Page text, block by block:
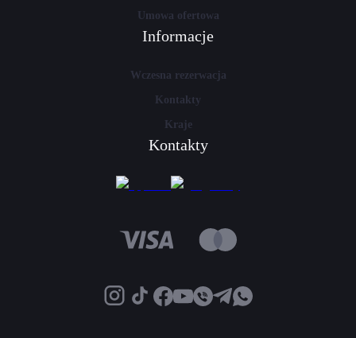
Umowa ofertowa
Informacje
Wczesna rezerwacja
Kontakty
Kraje
Kontakty